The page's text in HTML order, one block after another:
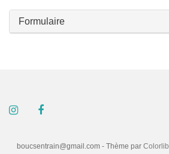
Formulaire
boucsentrain@gmail.com - Thème par Colorlib